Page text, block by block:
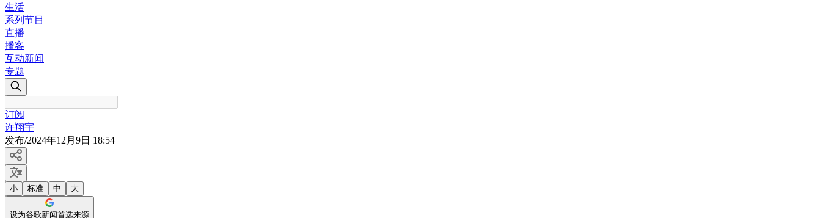
生活
系列节目
直播
播客
互动新闻
专题
订阅
许翔宇
发布/2024年12月9日 18:54
小 标准 中 大
设为谷歌新闻首选来源